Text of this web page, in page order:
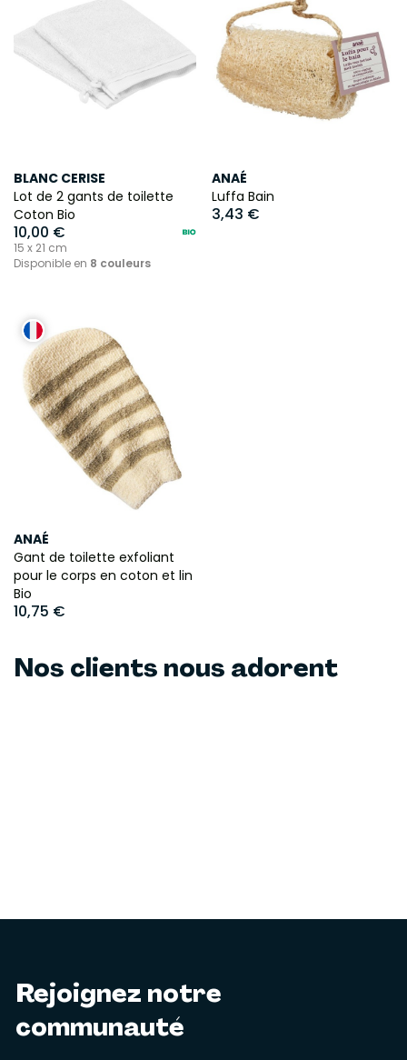
BLANC CERISE
Lot de 2 gants de toilette
Coton Bio
10,00 €
15 x 21 cm
Disponible en 8 couleurs
ANAÉ
Luffa Bain
3,43 €
ANAÉ
Gant de toilette exfoliant
pour le corps en coton et lin
Bio
10,75 €
Nos clients nous adorent
Rejoignez notre
communauté